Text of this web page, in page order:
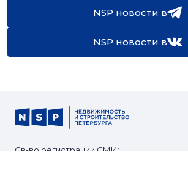
NSP новости в
NSP новости в
Св-во регистрации СМИ: